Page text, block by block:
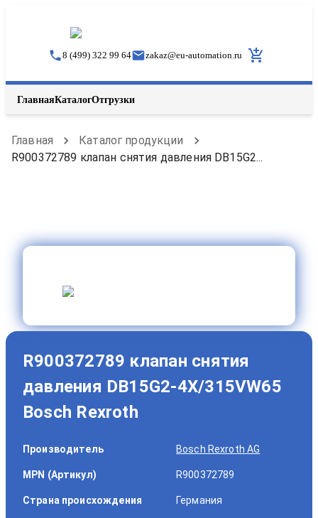
8 (499) 322 99 64 zakaz@eu-automation.ru
ГлавнаяКаталогОтгрузки
Главная
Каталог продукции
R900372789 клапан снятия давления DB15G2...
R900372789 клапан снятия
давления DB15G2-4X/315VW65
Bosch Rexroth
Производитель Bosch Rexroth AG
MPN (Артикул) R900372789
Страна происхождения Германия